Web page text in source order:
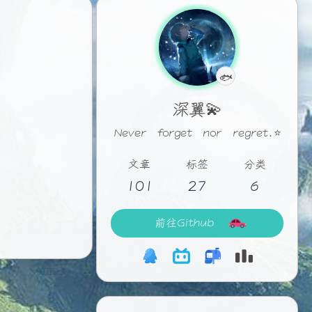
🐟认真摸鱼中
深翼💫
Never forget nor regret.⭐
文章
101
标签
27
分类
6
前往Github